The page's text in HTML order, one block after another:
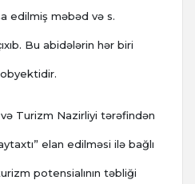
edilmiş məbəd və s.
Bu abidələrin hər biri
obyektidir.
Turizm Nazirliyi tərəfindən
elan edilməsi ilə bağlı
potensialının təbliği